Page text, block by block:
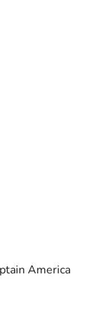
America